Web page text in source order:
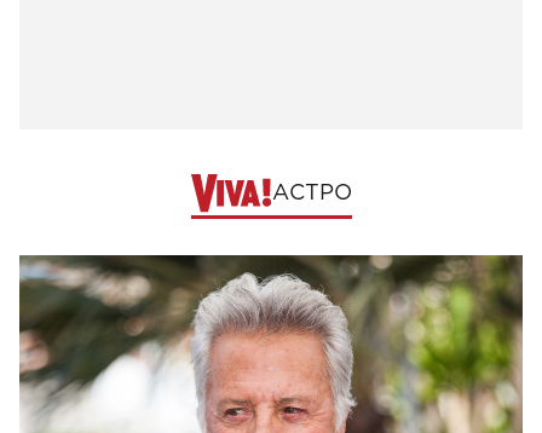
АСТРО